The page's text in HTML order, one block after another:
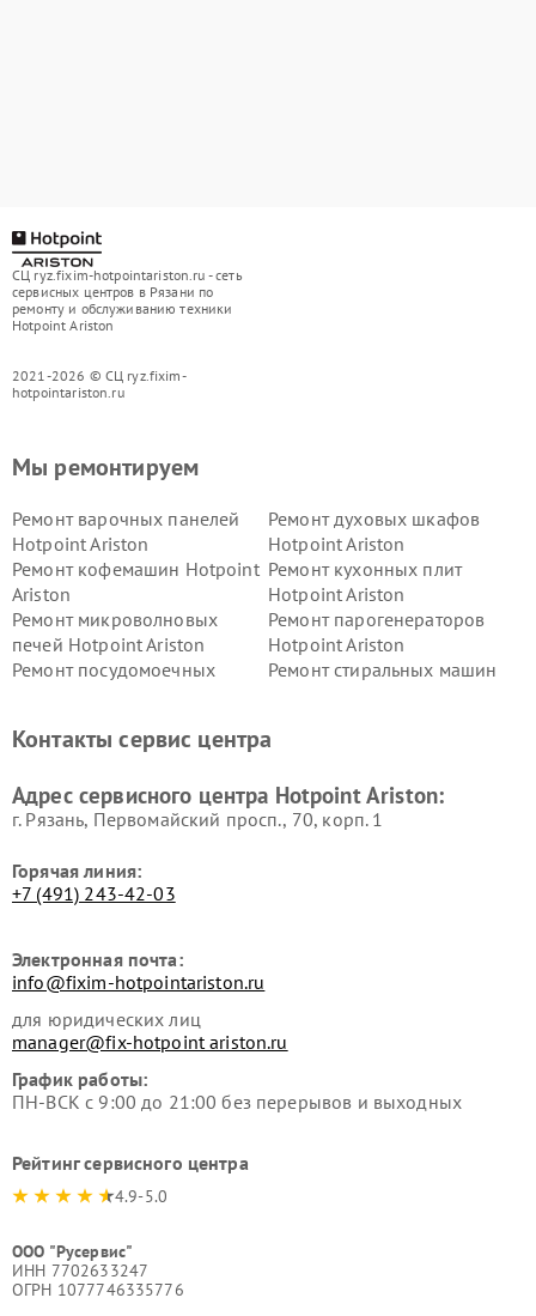
СЦ ryz.fixim-hotpointariston.ru - сеть
сервисных центров в Рязани по
ремонту и обслуживанию техники
Hotpoint Ariston
2021-2026 © СЦ ryz.fixim-
hotpointariston.ru
Мы ремонтируем
Ремонт варочных панелей
Hotpoint Ariston
Ремонт духовых шкафов
Hotpoint Ariston
Ремонт кофемашин Hotpoint
Ariston
Ремонт кухонных плит
Hotpoint Ariston
Ремонт микроволновых
печей Hotpoint Ariston
Ремонт парогенераторов
Hotpoint Ariston
Ремонт посудомоечных
Ремонт стиральных машин
Hotpoint Ariston
Hotpoint Ariston
Ariston
Hotpoint Ariston
Контакты сервис центра
Адрес сервисного центра Hotpoint Ariston:
г. Рязань, Первомайский просп., 70, корп. 1
Горячая линия:
+7 (491) 243-42-03
Электронная почта:
info@fixim-hotpointariston.ru
для юридических лиц
manager@fix-hotpoint ariston.ru
График работы:
ПН-ВСК с 9:00 до 21:00 без перерывов и выходных
Рейтинг сервисного центра
4.9-5.0
ООО "Русервис"
ИНН 7702633247
ОГРН 1077746335776